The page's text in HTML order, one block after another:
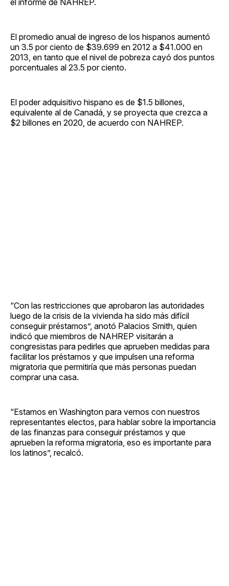
El promedio anual de ingreso de los hispanos aumentó
un 3.5 por ciento de $39.699 en 2012 a $41.000 en
2013, en tanto que el nivel de pobreza cayó dos puntos
porcentuales al 23.5 por ciento.
El poder adquisitivo hispano es de $1.5 billones,
equivalente al de Canadá, y se proyecta que crezca a
$2 billones en 2020, de acuerdo con NAHREP.
“Con las restricciones que aprobaron las autoridades
luego de la crisis de la vivienda ha sido más difícil
conseguir préstamos”, anotó Palacios Smith, quien
indicó que miembros de NAHREP visitarán a
congresistas para pedirles que aprueben medidas para
facilitar los préstamos y que impulsen una reforma
migratoria que permitiría que más personas puedan
comprar una casa.
“Estamos en Washington para vernos con nuestros
representantes electos, para hablar sobre la importancia
de las finanzas para conseguir préstamos y que
aprueben la reforma migratoria, eso es importante para
los latinos”, recalcó.